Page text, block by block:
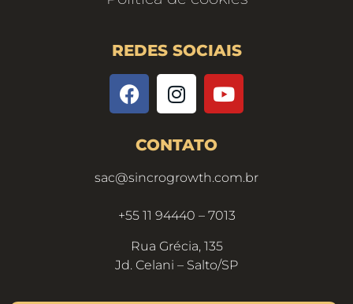
REDES SOCIAIS
CONTATO
sac@sincrogrowth.com.br
+55 11 94440 – 7013
Rua Grécia, 135
Jd. Celani – Salto/SP